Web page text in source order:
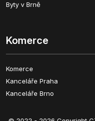
Byty v Brně
Komerce
Komerce
Kanceláře Praha
Kanceláře Brno